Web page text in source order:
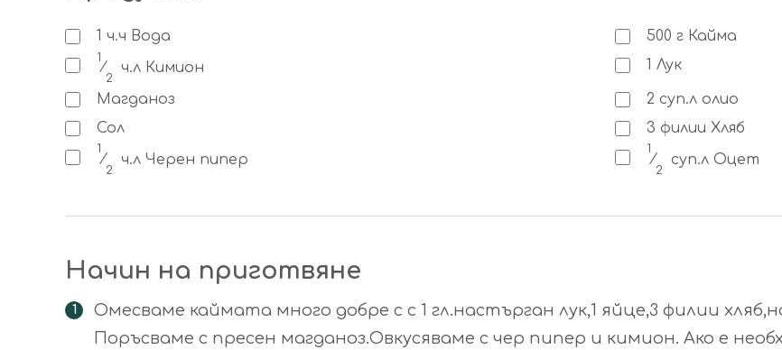
1 ч.ч Вода 500 г Кайма
1
⁄
2
ч.л Кимион 1 Лук
Магданоз 2 суп.л олио
Сол
3 филии Хляб
1
⁄
2
ч.л Черен пипер
1
⁄
2
суп.л Оцет
Начин на приготвяне
Омесваме каймата много добре с с 1 гл.настърган лук,1 яйце,3 филии
Поръсваме с пресен магданоз.Овкусяваме с чер пипер и кимион. Ако е